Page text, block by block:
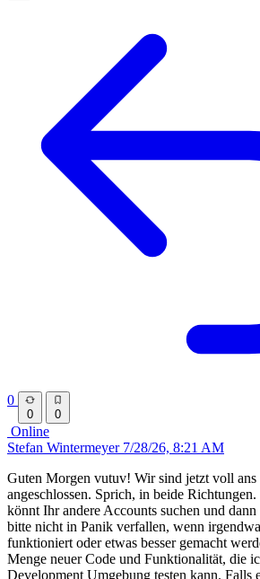
0
0 0
Online
Stefan Wintermeyer 7/28/26, 8:21 AM
Guten Morgen vutuv! Wir sind jetzt voll ans
angeschlossen. Sprich, in beide
könnt Ihr andere Accounts suchen und
bitte nicht in Panik verfallen, wenn
funktioniert oder etwas besser gemacht
Menge neuer Code und Funktionalität, die
Development Umgebung testen kann. Falls